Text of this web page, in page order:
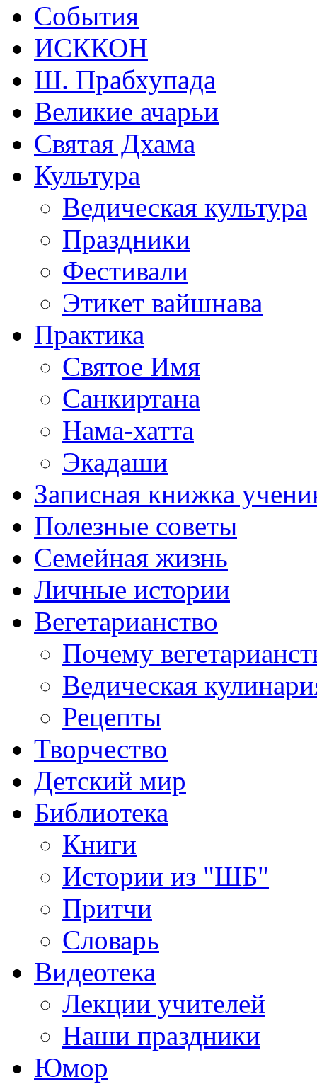
События
ИСККОН
Ш. Прабхупада
Великие ачарьи
Святая Дхама
Культура
Ведическая культура
Праздники
Фестивали
Этикет вайшнава
Практика
Святое Имя
Санкиртана
Нама-хатта
Экадаши
Записная книжка
Полезные советы
Семейная жизнь
Личные истории
Вегетарианство
Почему
Ведическая
Рецепты
Творчество
Детский мир
Библиотека
Книги
Истории из "ШБ"
Притчи
Словарь
Видеотека
Лекции учителей
Наши праздники
Юмор